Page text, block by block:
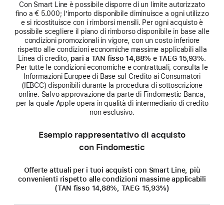
Con Smart Line è possibile disporre di un limite autorizzato
fino a € 5.000; l’importo disponibile diminuisce a ogni utilizzo
e si ricostituisce con i rimborsi mensili. Per ogni acquisto è
possibile scegliere il piano di rimborso disponibile in base alle
condizioni promozionali in vigore, con un costo inferiore
rispetto alle condizioni economiche massime applicabili alla
Linea di credito, pari a TAN fisso 14,88% e TAEG 15,93%.
Per tutte le condizioni economiche e contrattuali, consulta le
Informazioni Europee di Base sul Credito ai Consumatori
(IEBCC) disponibili durante la procedura di sottoscrizione
online. Salvo approvazione da parte di Findomestic Banca,
per la quale Apple opera in qualità di intermediario di credito
non esclusivo.
Esempio rappresentativo di acquisto
con Findomestic
Offerte attuali per i tuoi acquisti con Smart Line, più
convenienti rispetto alle condizioni massime applicabili
(TAN fisso 14,88%, TAEG 15,93%)